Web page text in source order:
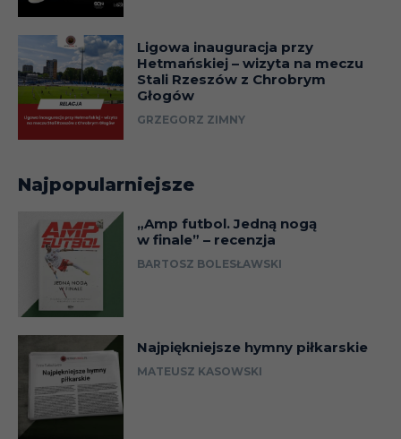
Ligowa inauguracja przy
Hetmańskiej – wizyta na meczu
Stali Rzeszów z Chrobrym
Głogów
GRZEGORZ ZIMNY
Najpopularniejsze
„Amp futbol. Jedną nogą
w finale” – recenzja
BARTOSZ BOLESŁAWSKI
Najpiękniejsze hymny piłkarskie
MATEUSZ KASOWSKI